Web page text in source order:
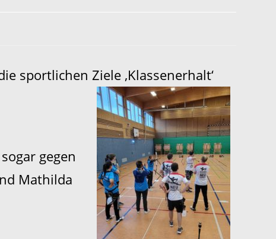
sportlichen Ziele ‚Klassenerhalt‘
gegen
Mathilda